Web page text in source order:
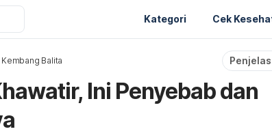
Kategori Cek
Balita Penjelas
Ini Penyebab dan